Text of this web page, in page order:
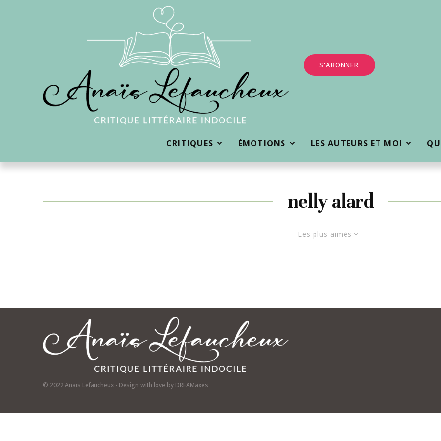
S'ABONNER
CRITIQUES ÉMOTIONS LES AUTEURS ET MOI
nelly alard
Les plus aimés
© 2022 Anaïs Lefaucheux - Design with love by DREAMaxes